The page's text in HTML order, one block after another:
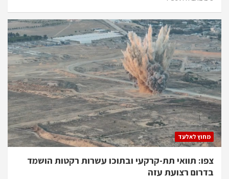
מחוץ לאלעד
צפו: תוואי תת-קרקעי ובתוכו עשרות רקטות הושמד
בדרום רצועת עזה